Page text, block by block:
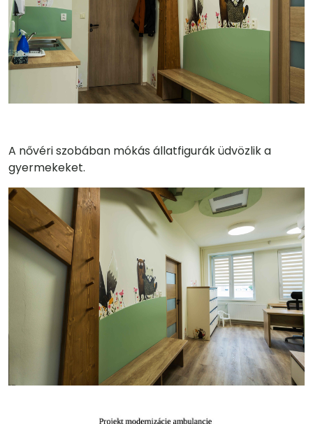
A nővéri szobában mókás állatfigurák üdvözlik a
gyermekeket.